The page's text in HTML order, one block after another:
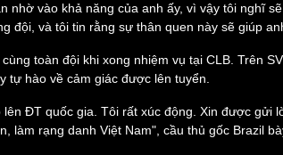
Văn học
Âm nhạc
Di sản
Thời trang
Sao Việt
nhờ vào khả năng của anh ấy, vì vậy tôi nghĩ
đội, và tôi tin rằng sự thân quen này sẽ giúp
toàn đội khi xong nhiệm vụ tại CLB. Trên
tự hào về cảm giác được lên tuyển.
ĐT quốc gia. Tôi rất xúc động. Xin được
làm rạng danh Việt Nam", cầu thủ gốc Brazil